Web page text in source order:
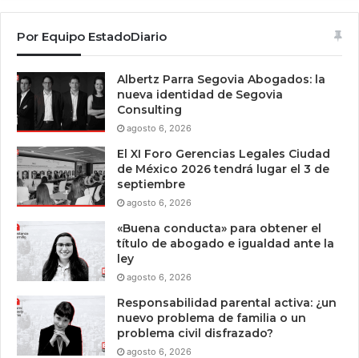
Por Equipo EstadoDiario
Albertz Parra Segovia Abogados: la
nueva identidad de Segovia
Consulting
agosto 6, 2026
El XI Foro Gerencias Legales Ciudad
de México 2026 tendrá lugar el 3 de
septiembre
agosto 6, 2026
«Buena conducta» para obtener el
título de abogado e igualdad ante la
ley
agosto 6, 2026
Responsabilidad parental activa: ¿un
nuevo problema de familia o un
problema civil disfrazado?
agosto 6, 2026